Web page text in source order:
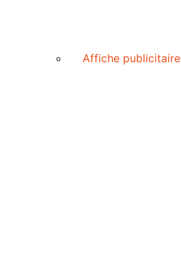
Affiche publicitaire